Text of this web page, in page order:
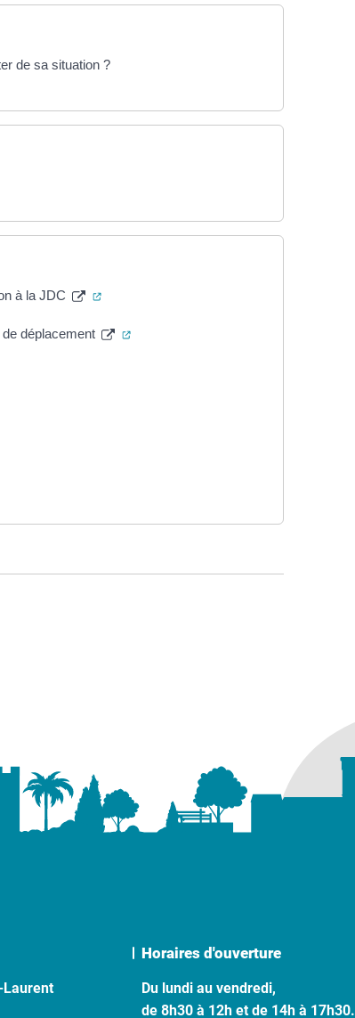
de sa situation ?
à la JDC (ouverture dans un nouvel onglet)
déplacement (ouverture dans un nouvel onglet)
dans un nouvel onglet)
un nouvel onglet)
onglet)
onglet)
Laurent
Horaires d'ouverture
Du lundi au vendredi,
de 8h30 à 12h et de 14h à 17h30.